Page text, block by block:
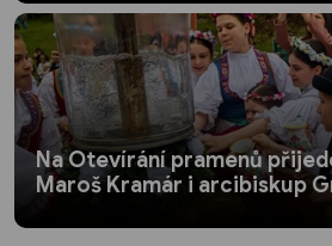
Na Otevírání pramenů
Maroš Kramár i arcibiskup